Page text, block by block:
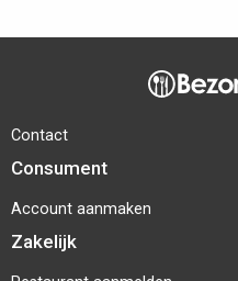
Contact
Consument
Account aanmaken
Zakelijk